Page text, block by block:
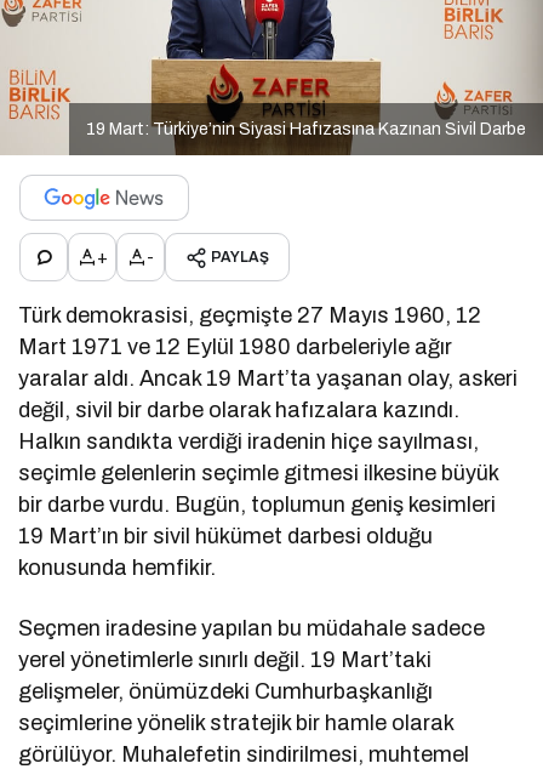
19 Mart: Türkiye’nin Siyasi Hafızasına Kazınan Sivil Darbe
+ - PAYLAŞ
Türk demokrasisi, geçmişte 27 Mayıs 1960, 12
Mart 1971 ve 12 Eylül 1980 darbeleriyle ağır
yaralar aldı. Ancak 19 Mart’ta yaşanan olay, askeri
değil, sivil bir darbe olarak hafızalara kazındı.
Halkın sandıkta verdiği iradenin hiçe sayılması,
seçimle gelenlerin seçimle gitmesi ilkesine büyük
bir darbe vurdu. Bugün, toplumun geniş kesimleri
19 Mart’ın bir sivil hükümet darbesi olduğu
konusunda hemfikir.
Seçmen iradesine yapılan bu müdahale sadece
yerel yönetimlerle sınırlı değil. 19 Mart’taki
gelişmeler, önümüzdeki Cumhurbaşkanlığı
seçimlerine yönelik stratejik bir hamle olarak
görülüyor. Muhalefetin sindirilmesi, muhtemel